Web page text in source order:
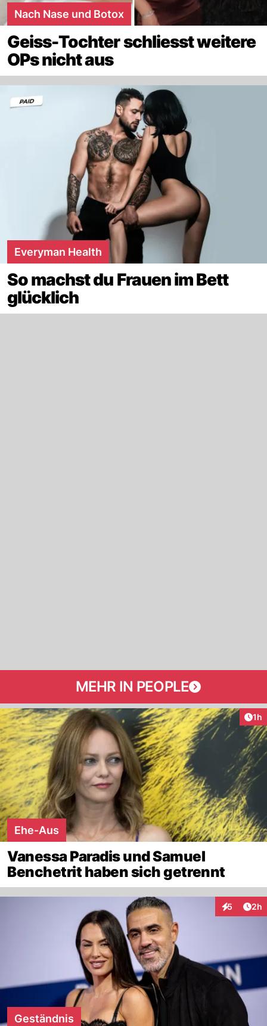
Nach Nase und Botox
Geiss-Tochter schliesst weitere
OPs nicht aus
Everyman Health
So machst du Frauen im Bett
glücklich
MEHR IN PEOPLE
1h
Ehe-Aus
Vanessa Paradis und Samuel
Benchetrit haben sich getrennt
5 2h
Geständnis